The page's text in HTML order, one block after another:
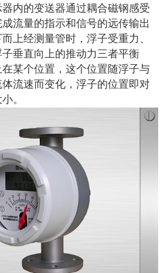
内的变送器通过耦合磁钢感受
流量的指示和信号的远传输出
上经测量管时，浮子受重力、
垂直向上的推动力三者平衡
某个位置，这个位置随浮子与
流速而变化，浮子的位置即对
。